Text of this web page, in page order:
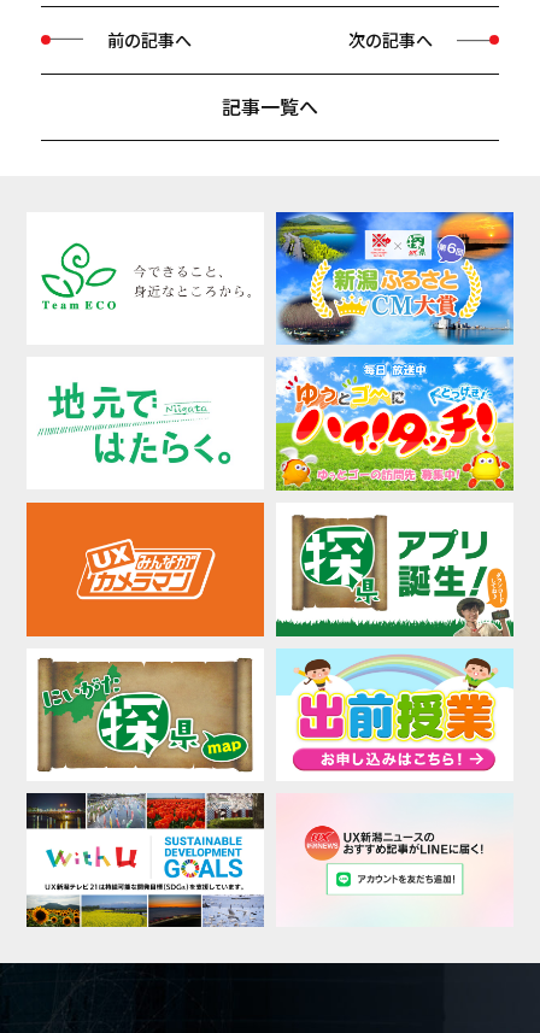
前の記事へ
記事一覧へ
次の記事へ